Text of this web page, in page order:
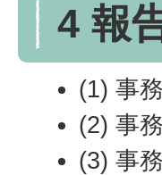
4 報
(1) 事
(2) 事
(3) 事